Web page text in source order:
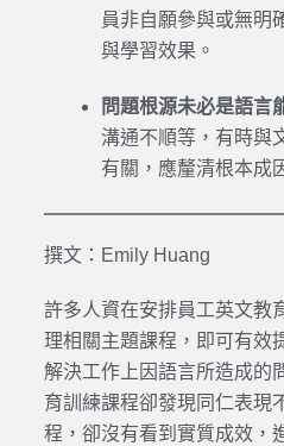
員非自願參與或無明
與學習效果。
問題根源未必是語言
溝通不順等，有時與
有關，應釐清根本成
撰文：Emily Huang
許多人資在安排員工英文教
理相關主題課程，即可有效
解決工作上因語言所造成的
育訓練課程卻發現同仁表現
程，卻沒有看到實質成效，